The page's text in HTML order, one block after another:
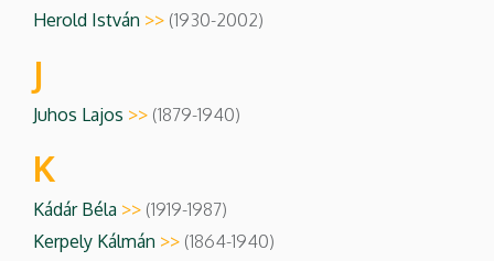
Herold István >> (1930-2002)
J
Juhos Lajos >> (1879-1940)
K
Kádár Béla >> (1919-1987)
Kerpely Kálmán >> (1864-1940)